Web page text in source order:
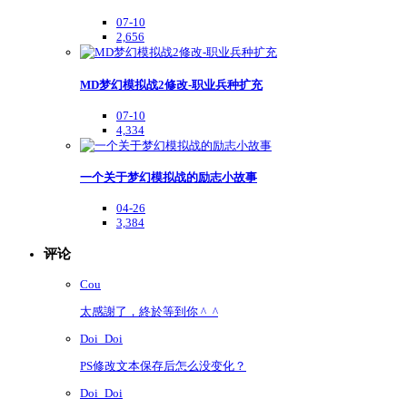
07-10
2,656
MD梦幻模拟战2修改-职业兵种扩充
07-10
4,334
一个关于梦幻模拟战的励志小故事
04-26
3,384
评论
Cou
太感謝了，終於等到你 ^_^
Doi_Doi
PS修改文本保存后怎么没变化？
Doi_Doi